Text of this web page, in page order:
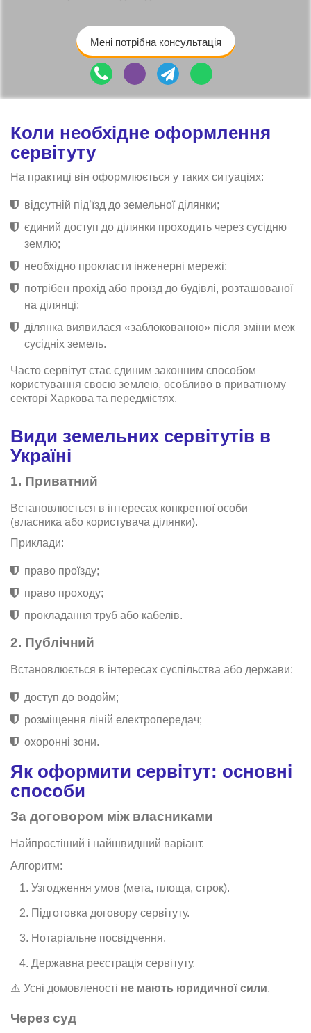
Мені потрібна консультація
Коли необхідне оформлення
сервітуту
На практиці він оформлюється у таких ситуаціях:
відсутній під’їзд до земельної ділянки;
єдиний доступ до ділянки проходить через сусідню
землю;
необхідно прокласти інженерні мережі;
потрібен прохід або проїзд до будівлі, розташованої
на ділянці;
ділянка виявилася «заблокованою» після зміни меж
сусідніх земель.
Часто сервітут стає єдиним законним способом
користування своєю землею, особливо в приватному
секторі Харкова та передмістях.
Види земельних сервітутів в
Україні
1. Приватний
Встановлюється в інтересах конкретної особи
(власника або користувача ділянки).
Приклади:
право проїзду;
право проходу;
прокладання труб або кабелів.
2. Публічний
Встановлюється в інтересах суспільства або держави:
доступ до водойм;
розміщення ліній електропередач;
охоронні зони.
Як оформити сервітут: основні
способи
За договором між власниками
Найпростіший і найшвидший варіант.
Алгоритм:
Узгодження умов (мета, площа, строк).
Підготовка договору сервітуту.
Нотаріальне посвідчення.
Державна реєстрація сервітуту.
⚠️ Усні домовленості не мають юридичної сили.
Через суд